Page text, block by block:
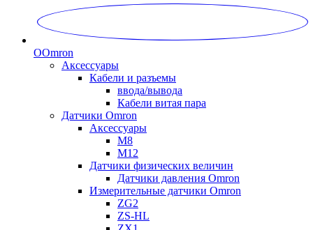
OOmron
Аксессуары
Кабели и разъемы
ввода/вывода
Кабели витая пара
Датчики Omron
Аксессуары
M8
M12
Датчики физических величин
Датчики давления Omron
Измерительные датчики Omron
ZG2
ZS-HL